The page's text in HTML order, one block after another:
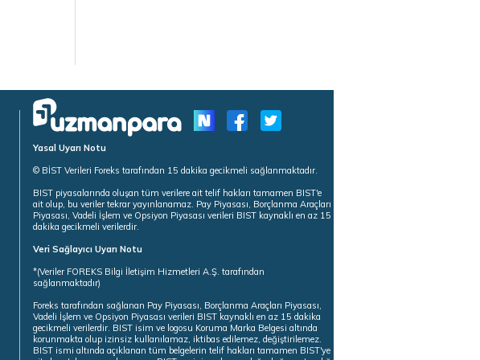
Yasal Uyarı Notu
© BİST Verileri Foreks tarafından 15 dakika gecikmeli sağlanmaktadır.
BIST piyasalarında oluşan tüm verilere ait telif hakları tamamen BIST'e
ait olup, bu veriler tekrar yayınlanamaz. Pay Piyasası, Borçlanma Araçları
Piyasası, Vadeli İşlem ve Opsiyon Piyasası verileri BIST kaynaklı en az 15
dakika gecikmeli verilerdir.
Veri Sağlayıcı Uyarı Notu
*(Veriler FOREKS Bilgi İletişim Hizmetleri A.Ş. tarafından
sağlanmaktadır)
Foreks tarafından sağlanan Pay Piyasası, Borçlanma Araçları Piyasası,
Vadeli İşlem ve Opsiyon Piyasası verileri BIST kaynaklı en az 15 dakika
gecikmeli verilerdir. BIST isim ve logosu Koruma Marka Belgesi altında
korunmakta olup izinsiz kullanılamaz, iktibas edilemez, değiştirilemez.
BIST ismi altında açıklanan tüm belgelerin telif hakları tamamen BIST'ye